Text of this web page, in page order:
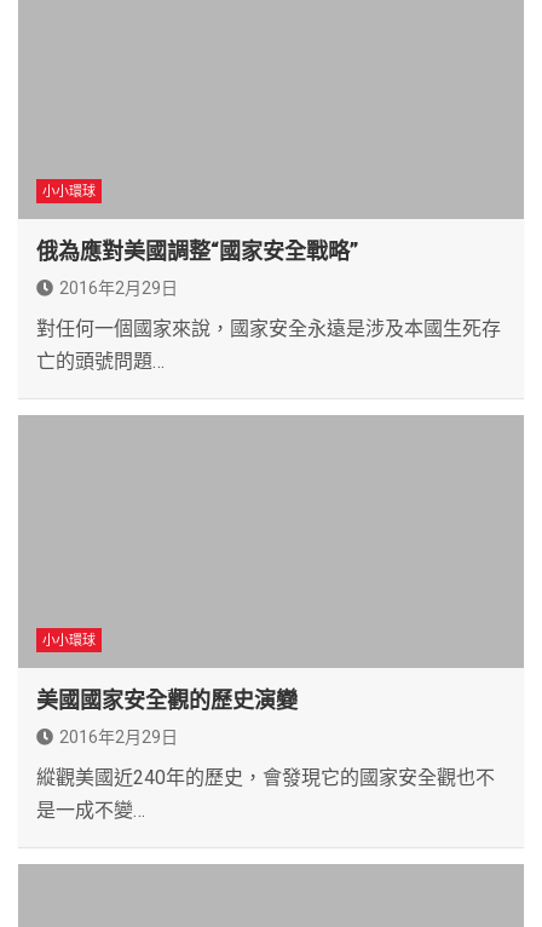
小小環球
俄為應對美國調整“國家安全戰略”
2016年2月29日
對任何一個國家來說，國家安全永遠是涉及本國生死存
亡的頭號問題…
小小環球
美國國家安全觀的歷史演變
2016年2月29日
縱觀美國近240年的歷史，會發現它的國家安全觀也不
是一成不變…